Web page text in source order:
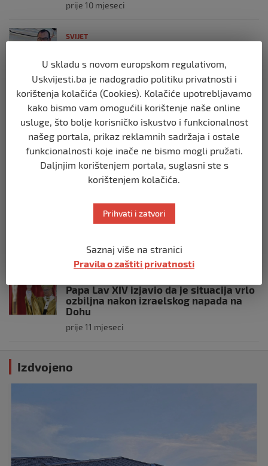
prije 10 mjeseci
SVIJET
i uplovio u Gazu – kapetan iz Sarajeva
vijori zastavu BiH
prije 10 mjeseci
SVIJET
Opsadno stanje u Münchenu, odjeknulo
nekoliko eksplozija: Ima žrtava,
policijske snage na terenu
prije 10 mjeseci
Putin: Spremni smo vojno uzvratiti
Zapadu
Papa Lav XIV izjavio da je situacija vrlo
ozbiljna nakon izraelskog napada na
Dohu
prije 11 mjeseci
Izdvojeno
U skladu s novom europskom regulativom,
Uskvijesti.ba je nadogradio politiku privatnosti i
korištenja kolačića (Cookies). Kolačiće upotrebljavamo
kako bismo vam omogućili korištenje naše online
usluge, što bolje korisničko iskustvo i funkcionalnost
našeg portala, prikaz reklamnih sadržaja i ostale
funkcionalnosti koje inače ne bismo mogli pružati.
Daljnjim korištenjem portala, suglasni ste s
korištenjem kolačića.
Prihvati i zatvori
Saznaj više na stranici
Pravila o zaštiti privatnosti